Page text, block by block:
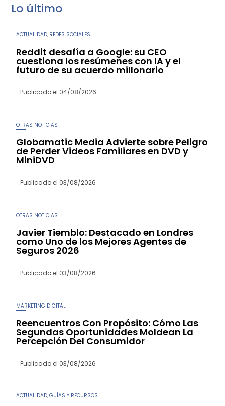
Lo último
ACTUALIDAD REDES SOCIALES
Reddit desafía a Google: su CEO
cuestiona los resúmenes con IA y el
futuro de su acuerdo millonario
Publicado el 04/08/2026
OTRAS NOTICIAS
Globamatic Media Advierte sobre Peligro
de Perder Videos Familiares en DVD y
MiniDVD
Publicado el 03/08/2026
OTRAS NOTICIAS
Javier Tiemblo: Destacado en Londres
como Uno de los Mejores Agentes de
Seguros 2026
Publicado el 03/08/2026
MARKETING DIGITAL
Reencuentros Con Propósito: Cómo Las
Segundas Oportunidades Moldean La
Percepción Del Consumidor
Publicado el 03/08/2026
ACTUALIDAD,GUÍAS Y RECURSOS